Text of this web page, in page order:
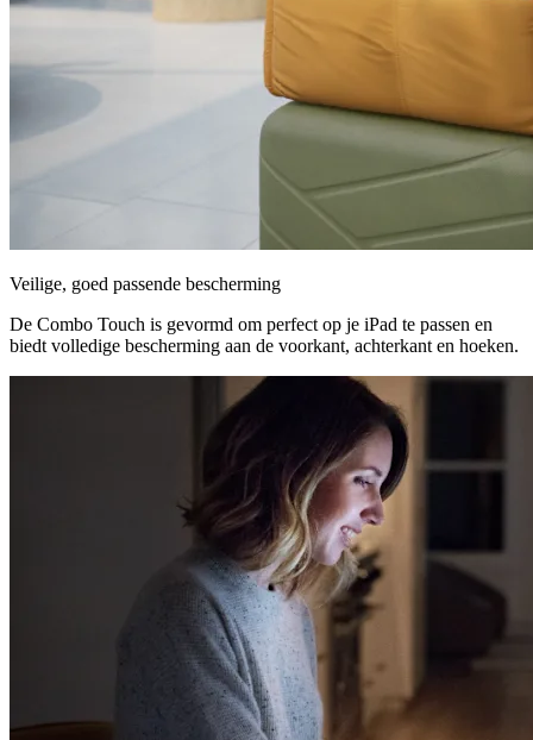
Veilige, goed passende bescherming
De Combo Touch is gevormd om perfect op je iPad te passen en
biedt volledige bescherming aan de voorkant, achterkant en hoeken.